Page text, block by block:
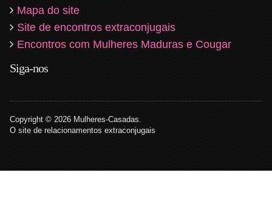
Mapa do site
Site de encontros extraconjugais
Encontros com Mulheres Maduras e Cougar
Siga-nos
Copyright © 2026 Mulheres-Casadas.
O site de relacionamentos extraconjugais
agora